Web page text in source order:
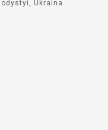
Ukraina